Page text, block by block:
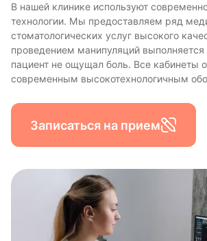
В нашей клинике используют
технологии. Мы предоставляем ряд
стоматологических услуг высокого
проведением манипуляций выполняется
пациент не ощущал боль. Все кабинеты
современным высокотехнологичным
Записаться на прием